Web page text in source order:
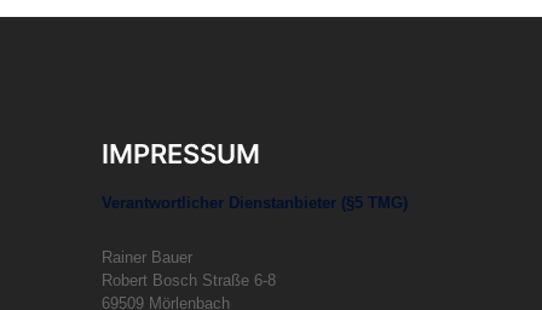
IMPRESSUM
Verantwortlicher Dienstanbieter (§5 TMG)
Rainer Bauer
Robert Bosch Straße 6-8
69509 Mörlenbach